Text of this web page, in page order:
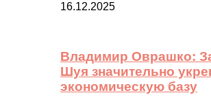
16.12.2025
Владимир Оврашко:
Шуя значительно
экономическую базу